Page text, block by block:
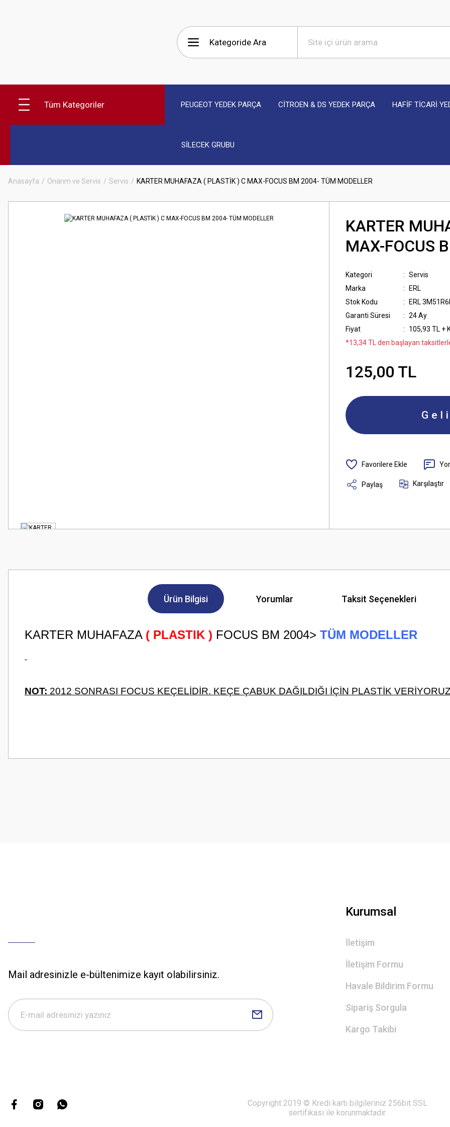
Tüm Kategoriler PEUGEOT YEDEK PARÇA CİTROEN & DS YEDEK PARÇA HAFİF TİCARİ
SİLECEK GRUBU
Anasayfa Onarım ve Servis Servis KARTER MUHAFAZA ( PLASTİK ) C MAX-FOCUS BM 2004- TÜM MODELLER
KARTER
MAX-FOCUS
Kategori
Servis
Marka
ERL
Stok Kodu
ERL
Garanti Süresi
24 Ay
Fiyat
105,93 TL +
*13,34 TL den başlayan
125,00 TL
Paylaş Karşılaştır
Ürün Bilgisi Yorumlar Taksit Seçenekleri
KARTER MUHAFAZA ( PLASTIK ) FOCUS BM 2004> TÜM MODELLER
NOT: 2012 SONRASI FOCUS KEÇELİDİR. KEÇE ÇABUK DAĞILDIĞI İÇİN PLASTİK
Görüş ve önerileriniz için teşekkür ederiz.
Mail adresinizle e-bültenimize kayıt olabilirsiniz.
Kurumsal
İletişim
İletişim Formu
Havale Bildirim Formu
Sipariş Sorgula
Kargo Takibi
Copyright 2019 © Kredi kartı bilgileriniz 256bit SSL
sertifikası ile korunmaktadır.